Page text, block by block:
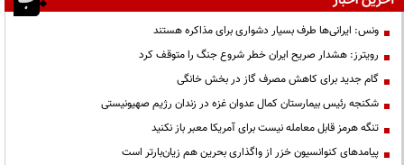
ونس: ایرانی‌ها طرف بسیار دشواری برای مذاکره هستند
رویترز: هشدار صریح ایران خطر شروع جنگ را متوقف کرد
گام جدید برای کاهش مصرف گاز در بخش خانگی
شکنجه رئیس بیمارستان کمال عدوان غزه در زندان رژیم صهیونیستی
تنگه هرمز قابل معامله نیست برای آمریکا معبر باز نکنید
پیامدهای کنوانسیون خزر از واگذاری بحرین هم زیان‌بارتر است